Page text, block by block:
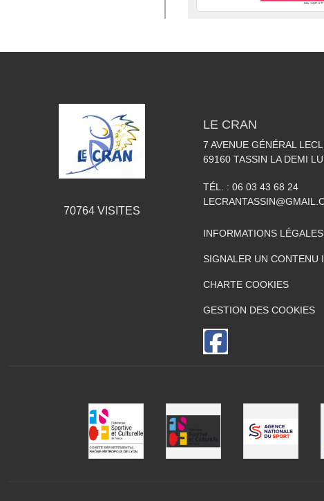
70764VISITES
LE CRAN
7 AVENUE GÉNÉRAL
69160 TASSIN LA DEMI
TÉL. : 06 03 43 68 24
INFORMATIONS LÉGALES
SIGNALER UN CONTENU
CHARTE COOKIES
GESTION DES COOKIES